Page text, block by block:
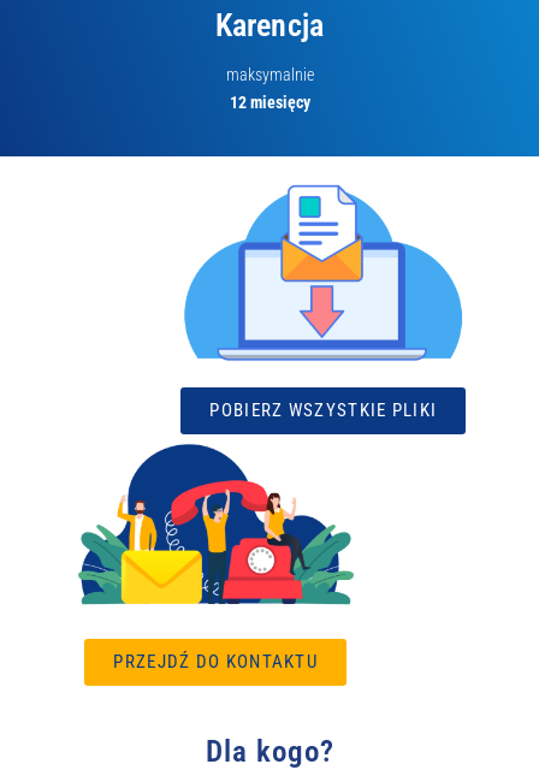
Karencja
maksymalnie
12 miesięcy
POBIERZ WSZYSTKIE PLIKI
PRZEJDŹ DO KONTAKTU
Dla kogo?